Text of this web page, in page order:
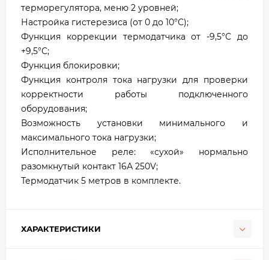
терморегулятора, меню 2 уровней;
Настройка гистерезиса (от 0 до 10°С);
Функция коррекции термодатчика от -9,5°С до
+9,5°С;
Функция блокировки;
Функция контроля тока нагрузки для проверки
корректности работы подключенного
оборудования;
Возможность установки минимального и
максимального тока нагрузки;
Исполнительное реле: «сухой» нормально
разомкнутый контакт 16А 250V;
Термодатчик 5 метров в комплекте.
ХАРАКТЕРИСТИКИ